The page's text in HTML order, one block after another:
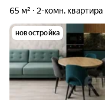
65 м² 2-комн. квартира
новостройка